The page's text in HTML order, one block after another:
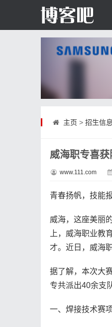
主页 > 招生信息
威海职专喜
www.111.com
青春扬帆，技能
威海，这座美丽
上，威海职业教
才。近日，威海
据了解，本次大
专共派出40余支
一、焊接技术赛